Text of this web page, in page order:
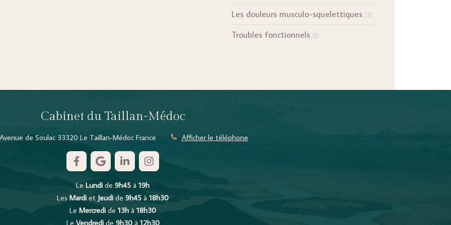
Les douleurs musculo-squelettiques (7)
Troubles fonctionnels (1)
Cabinet du Taillan-Médoc
de Soulac 33320 Le Taillan-Médoc France Afficher le téléphone
Le Lundi de 9h45 à 19h
Les Mardi et Jeudi de 9h45 à 18h30
Le Mercredi de 13h à 18h30
Le Vendredide 9h30à 12h30